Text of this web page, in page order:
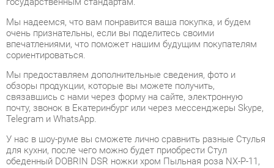
Мы предоставляем дополнительные сведения, фото и
обзоры продукции, которые вы можете получить,
связавшись с нами через форму на сайте, электронную
почту, звонок в Екатеринбург или через мессенджеры Skype,
Telegram и WhatsApp.
для кухни, после чего можно будет приобрести Стул
обеденный DOBRIN DSR ножки хром Пыльная роза NX-P-11,
самостоятельно забрав его с нашего склада в
Екатеринбурге. Все подробности о наших магазинах и
адресах вы найдете на странице
Материал Металл